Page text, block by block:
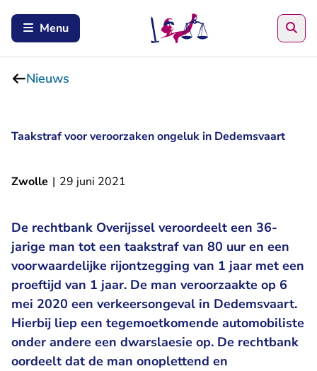
Menu
Nieuws
Taakstraf voor veroorzaken ongeluk in Dedemsvaart
Zwolle | 29 juni 2021
De rechtbank Overijssel veroordeelt een 36-
jarige man tot een taakstraf van 80 uur en een
voorwaardelijke rijontzegging van 1 jaar met een
proeftijd van 1 jaar. De man veroorzaakte op 6
mei 2020 een verkeersongeval in Dedemsvaart.
Hierbij liep een tegemoetkomende automobiliste
onder andere een dwarslaesie op. De rechtbank
oordeelt dat de man onoplettend en